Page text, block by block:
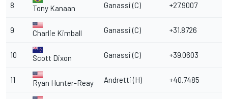
8 Tony Kanaan Ganassi (C) +27.9007
9 Charlie Kimball Ganassi (C) +31.8726
10 Scott Dixon Ganassi (C) +39.0603
11 Ryan Hunter-Reay Andretti (H) +40.7485